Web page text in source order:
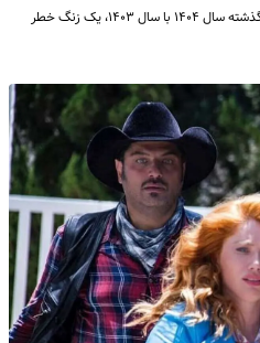
مقایسه آمار مربوط به میزان مخاطبان ۹ ماه گذشته سال ۱۴۰۴ با سال ۱۴۰۳، یک زنگ خطر